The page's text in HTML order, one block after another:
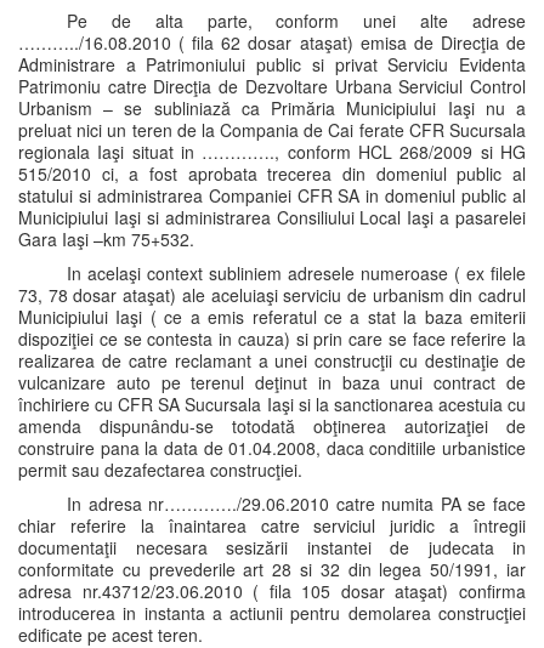
Pe de alta parte, conform unei alte adrese
………../16.08.2010 ( fila 62 dosar ataşat) emisa de Direcţia de
Administrare a Patrimoniului public si privat Serviciu Evidenta
Patrimoniu catre Direcţia de Dezvoltare Urbana Serviciul Control
Urbanism – se subliniază ca Primăria Municipiului Iaşi nu a
preluat nici un teren de la Compania de Cai ferate CFR Sucursala
regionala Iaşi situat in …………., conform HCL 268/2009 si HG
515/2010 ci, a fost aprobata trecerea din domeniul public al
statului si administrarea Companiei CFR SA in domeniul public al
Municipiului Iaşi si administrarea Consiliului Local Iaşi a pasarelei
Gara Iaşi –km 75+532.
In acelaşi context subliniem adresele numeroase ( ex filele
73, 78 dosar ataşat) ale aceluiaşi serviciu de urbanism din cadrul
Municipiului Iaşi ( ce a emis referatul ce a stat la baza emiterii
dispoziţiei ce se contesta in cauza) si prin care se face referire la
realizarea de catre reclamant a unei construcţii cu destinaţie de
vulcanizare auto pe terenul deţinut in baza unui contract de
închiriere cu CFR SA Sucursala Iaşi si la sanctionarea acestuia cu
amenda dispunându-se totodată obţinerea autorizaţiei de
construire pana la data de 01.04.2008, daca conditiile urbanistice
permit sau dezafectarea construcţiei.
In adresa nr…………./29.06.2010 catre numita PA se face
chiar referire la înaintarea catre serviciul juridic a întregii
documentaţii necesara sesizării instantei de judecata in
conformitate cu prevederile art 28 si 32 din legea 50/1991, iar
adresa nr.43712/23.06.2010 ( fila 105 dosar ataşat) confirma
introducerea in instanta a actiunii pentru demolarea construcţiei
edificate pe acest teren.